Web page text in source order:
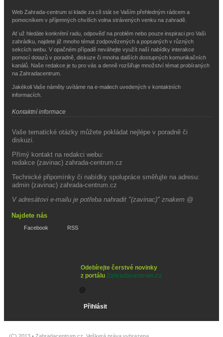
Web Zahrada-centrum si klade za cíl stát se Vaším přehledným rádcem a
pomocníkem v příjemných chvílích volna strávených venku na zahradě.
Ať už hledáte konkrétní radu, odpověď na problém nebo pouze inspiraci pro Vaši
zahrádku, najdete již mnoho témat zodpovězených a popsaných v různých
sekcích webu. V opačném případě neváhejte využít naší nabídky interakce
pomocí dotazů v poradně, diskuze či mnoha dalších dostupných komunikačních
kanálů. Naše redakce je tu pro vás a denně rozšiřuje množství témat probíraných
na Zahradacentrum.
Jakékoli Vaše náměty uvítáme na e-mailech uvedených v kontaktních
informacích.
Kontaktní informace
Vaše tematické otázky můžete pokládat nejlépe v poradně či
diskuzi.
Přímý kontakt na redakci webu:
redakce (zavinac) zahrada-centrum.cz
Technické připomínky či nabídky spolupráce směřujte na adresu:
admin (zavinac) zahrada-centrum.cz
V adresátovi e-mailu je potřeba nahradit "(zavinac)" znakem @
Najdete nás
Facebook RSS
Odebírejte čerstvé novinky
z portálu Zahradacentrum.cz